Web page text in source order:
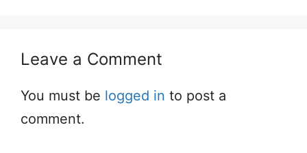
Leave a Comment
You must be logged in to post a
comment.